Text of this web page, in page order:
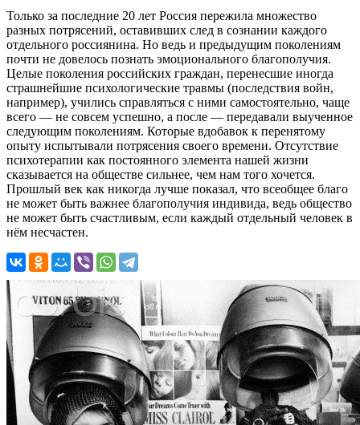
Только за последние 20 лет Россия пережила множество
разных потрясений, оставивших след в сознании каждого
отдельного россиянина. Но ведь и предыдущим поколениям
почти не довелось познать эмоционального благополучия.
Целые поколения российских граждан, перенесшие иногда
страшнейшие психологические травмы (последствия войн,
например), учились справляться с ними самостоятельно, чаще
всего — не совсем успешно, а после — передавали выученное
следующим поколениям. Которые вдобавок к перенятому
опыту испытывали потрясения своего времени. Отсутствие
психотерапии как постоянного элемента нашей жизни
сказывается на обществе сильнее, чем нам того хочется.
Прошлый век как никогда лучше показал, что всеобщее благо
не может быть важнее благополучия индивида, ведь общество
не может быть счастливым, если каждый отдельный человек в
нём несчастен.